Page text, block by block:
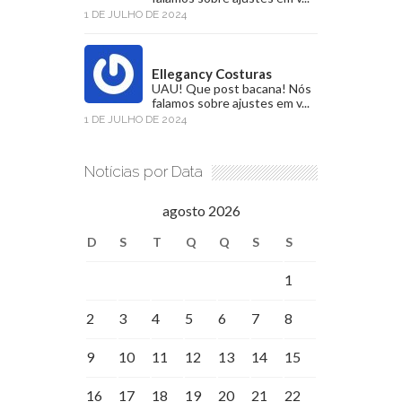
1 DE JULHO DE 2024
Ellegancy Costuras
UAU! Que post bacana! Nós
falamos sobre ajustes em v...
1 DE JULHO DE 2024
Notícias por Data
agosto 2026
D S T Q Q S S
1
2 3 4 5 6 7 8
9 10 11 12 13 14 15
16 17 18 19 20 21 22